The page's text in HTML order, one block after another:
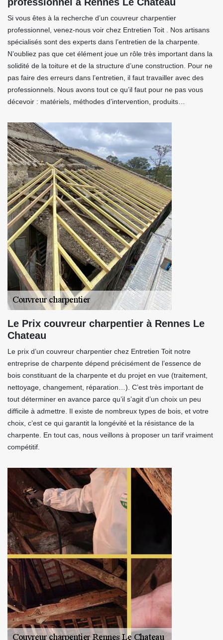
Si vous êtes à la recherche d’un couvreur charpentier
professionnel, venez-nous voir chez Entretien Toit . Nos artisans
spécialisés sont des experts dans l’entretien de la charpente.
N’oubliez pas que cet élément joue un rôle très important dans la
solidité de la toiture et de la structure d’une construction. Pour ne
pas faire des erreurs dans l’entretien, il faut travailler avec des
professionnels. Nous avons tout ce qu’il faut pour ne pas vous
décevoir : matériels, méthodes d’intervention, produits…
Le Prix couvreur charpentier à Rennes Le
Chateau
Le prix d’un couvreur charpentier chez Entretien Toit notre
entreprise de charpente dépend précisément de l’essence de
bois constituant de la charpente et du projet en vue (traitement,
nettoyage, changement, réparation…). C’est très important de
tout déterminer en avance parce qu’il s’agit d’un choix un peu
difficile à admettre. Il existe de nombreux types de bois, et votre
choix, c’est ce qui garantit la longévité et la résistance de la
charpente. En tout cas, nous veillons à proposer un tarif vraiment
compétitif.